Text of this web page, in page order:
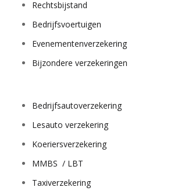
Rechtsbijstand
Bedrijfsvoertuigen
Evenementenverzekering
Bijzondere verzekeringen
Bedrijfsautoverzekering
Lesauto verzekering
Koeriersverzekering
MMBS / LBT
Taxiverzekering